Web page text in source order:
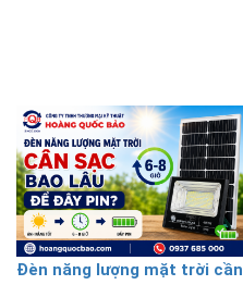
Đèn năng lượng mặt trời cần